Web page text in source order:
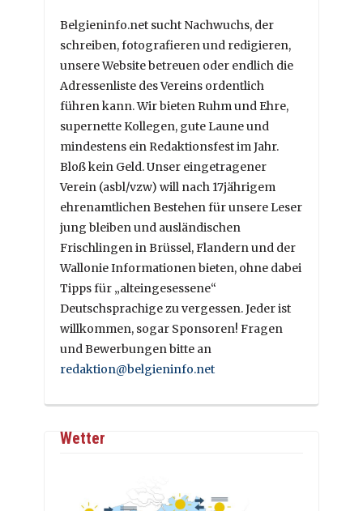
Belgieninfo.net sucht Nachwuchs, der
schreiben, fotografieren und redigieren,
unsere Website betreuen oder endlich die
Adressenliste des Vereins ordentlich
führen kann. Wir bieten Ruhm und Ehre,
supernette Kollegen, gute Laune und
mindestens ein Redaktionsfest im Jahr.
Bloß kein Geld. Unser eingetragener
Verein (asbl/vzw) will nach 17jährigem
ehrenamtlichen Bestehen für unsere Leser
jung bleiben und ausländischen
Frischlingen in Brüssel, Flandern und der
Wallonie Informationen bieten, ohne dabei
Tipps für „alteingesessene“
Deutschsprachige zu vergessen. Jeder ist
willkommen, sogar Sponsoren! Fragen
und Bewerbungen bitte an
redaktion@belgieninfo.net
Wetter